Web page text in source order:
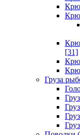
[31]
Груза